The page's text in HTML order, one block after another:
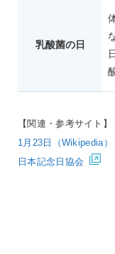
乳酸菌の日
【関連・参考サイト】
1月23日（Wikipedia）
日本記念日協会